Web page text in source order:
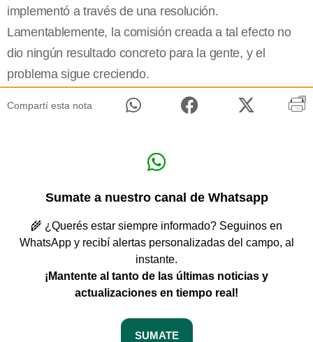
implementó a través de una resolución.
Lamentablemente, la comisión creada a tal efecto no
dio ningún resultado concreto para la gente, y el
problema sigue creciendo.
Compartí esta nota
Sumate a nuestro canal de Whatsapp
🌾 ¿Querés estar siempre informado? Seguinos en
WhatsApp y recibí alertas personalizadas del campo, al
instante.
¡Mantente al tanto de las últimas noticias y
actualizaciones en tiempo real!
SUMATE